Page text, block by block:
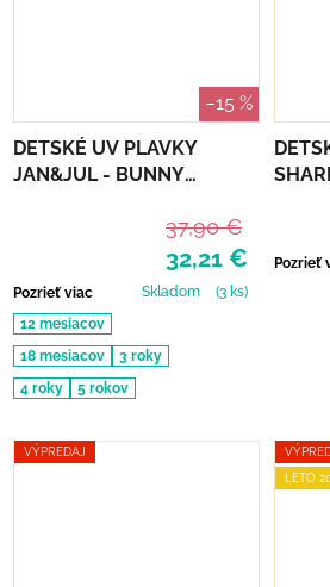
–15 %
DETSKÉ UV PLAVKY
JAN&JUL - BUNNY
32,21 €
37,90 €
Pozrieť viac Skladom
(3 ks)
12 mesiacov
18 mesiacov
3 roky
4 roky
5 rokov
Pozrieť
VÝPREDAJ
LETO